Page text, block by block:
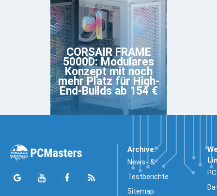
CORSAIR FRAME
5000D: Modulares
Konzept mit noch
mehr Platz für High-
End-Builds ab 154 €
Archive:
News- &
Testberichte
Sitemap